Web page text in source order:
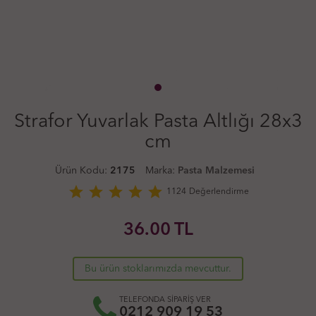
Strafor Yuvarlak Pasta Altlığı 28x3
cm
Ürün Kodu: 2175 Marka: Pasta Malzemesi
star star star star star 1124 Değerlendirme
36.00 TL
Bu ürün stoklarımızda mevcuttur.
TELEFONDA SİPARİŞ VER
0212 909 19 53